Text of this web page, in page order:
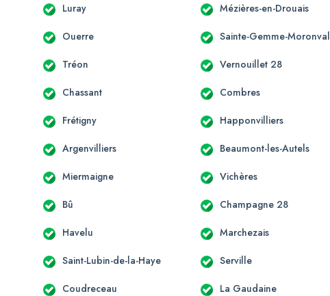
Luray Mézières-en-Drouais
Ouerre Sainte-Gemme-Moronval
Tréon Vernouillet 28
Chassant Combres
Frétigny Happonvilliers
Argenvilliers Beaumont-les-Autels
Miermaigne Vichères
Bû Champagne 28
Havelu Marchezais
Saint-Lubin-de-la-Haye Serville
Coudreceau La Gaudaine